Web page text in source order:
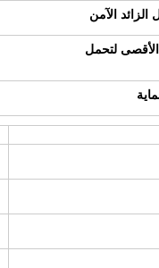
الآمن
لتحمل